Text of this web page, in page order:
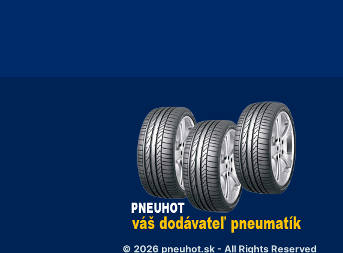
© 2026 pneuhot.sk - All Rights Reserved